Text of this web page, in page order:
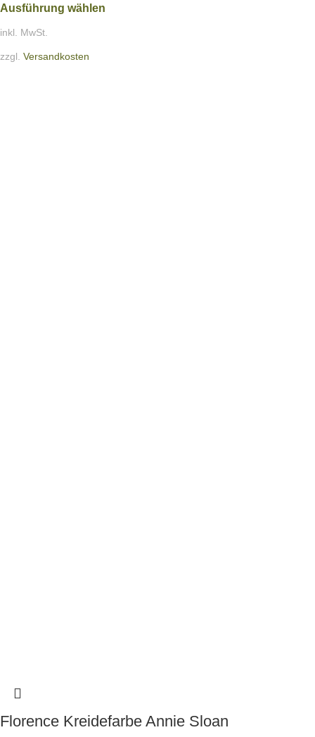
Ausführung wählen
inkl. MwSt.
zzgl. Versandkosten
Florence Kreidefarbe Annie Sloan